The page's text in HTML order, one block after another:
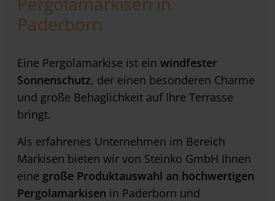
Paderborn
Eine Pergolamarkise ist ein windfester
Sonnenschutz, der einen besonderen Charme
und große Behaglichkeit auf Ihre Terrasse
bringt.
Als erfahrenes Unternehmen im Bereich
Markisen bieten wir von Steinko GmbH Ihnen
eine große Produktauswahl an hochwertigen
Pergolamarkisen in Paderborn und